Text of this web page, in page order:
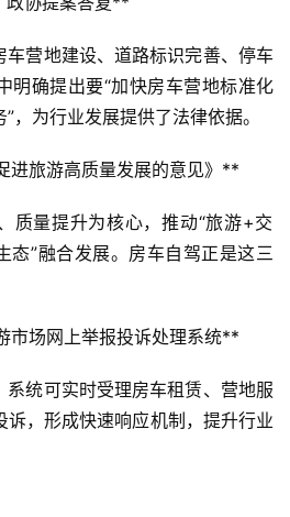
明确提出要“加快房车营地标准化
，为行业发展提供了法律依据。
进旅游高质量发展的意见》**
态”融合发展。房车自驾正是这三
市场网上举报投诉处理系统**
诉，形成快速响应机制，提升行业